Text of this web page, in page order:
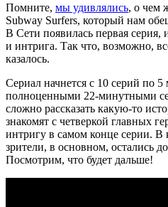
Помните, мы удивлялись, о чем
Subway Surfers, который нам
В Сети появилась первая серия,
и интрига. Так что, возможно,
казалось.
Сериал начнется с 10 серий по
полноценными 22-минутными
сложно рассказать какую-то
знакомят с четверкой главных
интригу в самом конце серии. В
зрители, в основном, остались
Посмотрим, что будет дальше!